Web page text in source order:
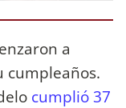
a
cumpleaños.
cumplió 37